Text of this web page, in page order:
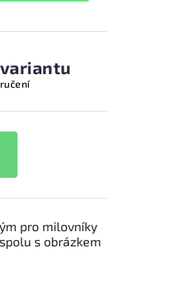
pro milovníky
s obrázkem